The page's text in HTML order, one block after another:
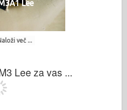
Lee
več ...
Lee za vas ...